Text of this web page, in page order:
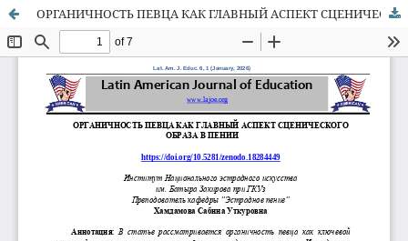
ОРГАНИЧНОСТЬ ПЕВЦА КАК ГЛАВНЫЙ АСПЕКТ СЦЕНИЧЕСКОГО ОБРАЗА В ПЕНИИ